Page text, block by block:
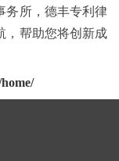
务所，德丰专利律
，帮助您将创新成